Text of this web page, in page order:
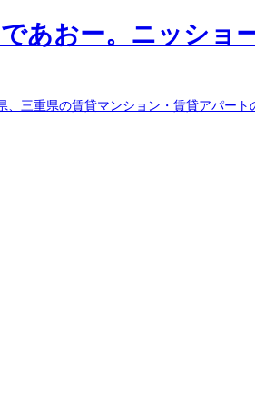
、三重県の賃貸マンション・賃貸アパート